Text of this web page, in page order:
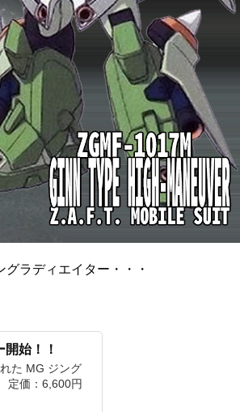
ラディエイター・・・
始！！
た MG ジング
定価：6,600円